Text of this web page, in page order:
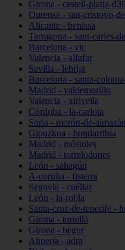
Girona - castell-platja-
Ourense - san-cristovo-
Alicante - benissa
Tarragona - sant-carles-
Barcelona - vic
Valencia - alfafar
Sevilla - lebrija
Barcelona - santa-
Madrid - valdemorillo
Valencia - xirivella
Córdoba - la-carlota
Soria - morón-de-almazán
Gipuzkoa - hondarribia
Madrid - móstoles
Madrid - torrelodones
León - sahagún
A-coruña - fisterra
Segovia - cuéllar
León - la-robla
Santa-cruz-de-tenerife -
Girona - tortellà
Girona - begur
Almería - adra